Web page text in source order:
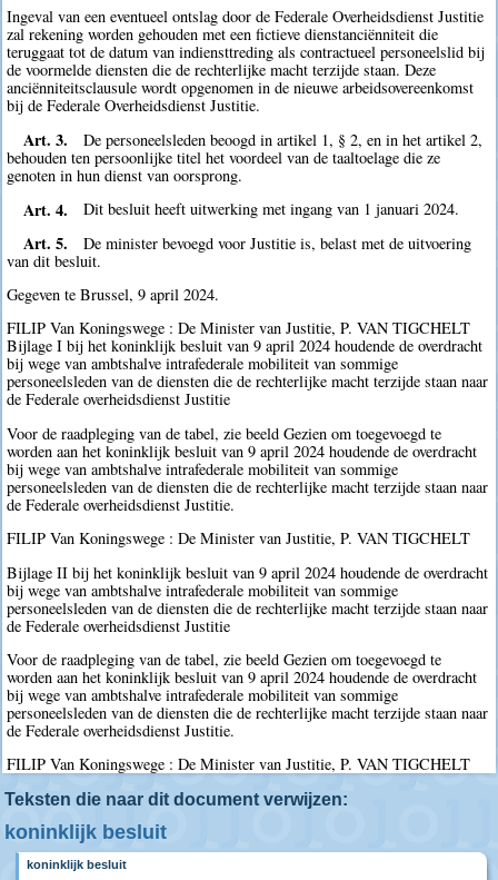
Ingeval van een eventueel ontslag door de Federale Overheidsdienst Justitie
zal rekening worden gehouden met een fictieve dienstanciënniteit die
teruggaat tot de datum van indiensttreding als contractueel personeelslid bij
de voormelde diensten die de rechterlijke macht terzijde staan. Deze
anciënniteitsclausule wordt opgenomen in de nieuwe arbeidsovereenkomst
bij de Federale Overheidsdienst Justitie.
Art. 3.
De personeelsleden beoogd in artikel 1, § 2, en in het artikel 2,
behouden ten persoonlijke titel het voordeel van de taaltoelage die ze
genoten in hun dienst van oorsprong.
Art. 4. Dit besluit heeft uitwerking met ingang van 1 januari 2024.
Art. 5.
De minister bevoegd voor Justitie is, belast met de uitvoering
van dit besluit.
Gegeven te Brussel, 9 april 2024.
FILIP Van Koningswege : De Minister van Justitie, P. VAN TIGCHELT
Bijlage I bij het koninklijk besluit van 9 april 2024 houdende de overdracht
bij wege van ambtshalve intrafederale mobiliteit van sommige
personeelsleden van de diensten die de rechterlijke macht terzijde staan naar
de Federale overheidsdienst Justitie
Voor de raadpleging van de tabel, zie beeld Gezien om toegevoegd te
worden aan het koninklijk besluit van 9 april 2024 houdende de overdracht
bij wege van ambtshalve intrafederale mobiliteit van sommige
personeelsleden van de diensten die de rechterlijke macht terzijde staan naar
de Federale overheidsdienst Justitie.
FILIP Van Koningswege : De Minister van Justitie, P. VAN TIGCHELT
Bijlage II bij het koninklijk besluit van 9 april 2024 houdende de overdracht
bij wege van ambtshalve intrafederale mobiliteit van sommige
personeelsleden van de diensten die de rechterlijke macht terzijde staan naar
de Federale overheidsdienst Justitie
Voor de raadpleging van de tabel, zie beeld Gezien om toegevoegd te
worden aan het koninklijk besluit van 9 april 2024 houdende de overdracht
bij wege van ambtshalve intrafederale mobiliteit van sommige
personeelsleden van de diensten die de rechterlijke macht terzijde staan naar
de Federale overheidsdienst Justitie.
FILIP Van Koningswege : De Minister van Justitie, P. VAN TIGCHELT
Teksten die naar dit document verwijzen:
koninklijk besluit
koninklijk besluit